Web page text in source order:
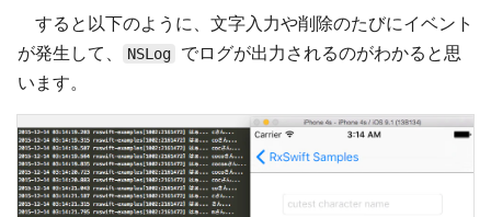
すると以下のように、文字入力や削除のたびにイベント
が発生して、
NSLog
でログが出力されるのがわかると思
います。